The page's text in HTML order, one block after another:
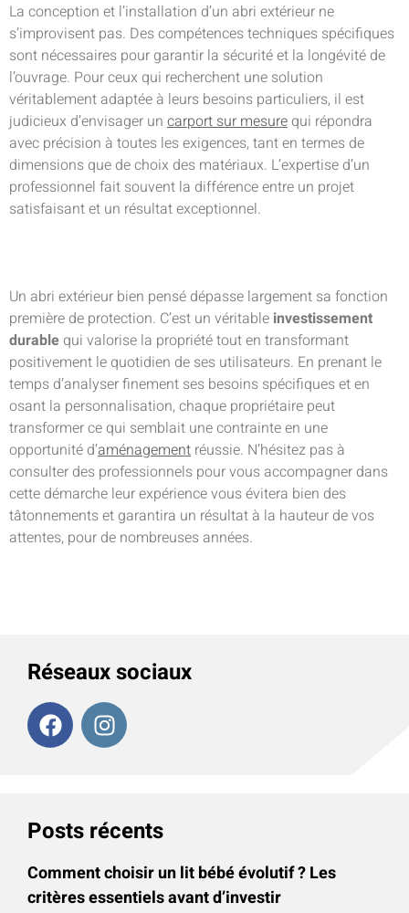
La conception et l’installation d’un abri extérieur ne
s’improvisent pas. Des compétences techniques spécifiques
sont nécessaires pour garantir la sécurité et la longévité de
l’ouvrage. Pour ceux qui recherchent une solution
véritablement adaptée à leurs besoins particuliers, il est
judicieux d’envisager un carport sur mesure qui répondra
avec précision à toutes les exigences, tant en termes de
dimensions que de choix des matériaux. L’expertise d’un
professionnel fait souvent la différence entre un projet
satisfaisant et un résultat exceptionnel.
Un abri extérieur bien pensé dépasse largement sa fonction
première de protection. C’est un véritable investissement
durable qui valorise la propriété tout en transformant
positivement le quotidien de ses utilisateurs. En prenant le
temps d’analyser finement ses besoins spécifiques et en
osant la personnalisation, chaque propriétaire peut
transformer ce qui semblait une contrainte en une
opportunité d’aménagement réussie. N’hésitez pas à
consulter des professionnels pour vous accompagner dans
cette démarche leur expérience vous évitera bien des
tâtonnements et garantira un résultat à la hauteur de vos
attentes, pour de nombreuses années.
Réseaux sociaux
Posts récents
Comment choisir un lit bébé évolutif ? Les
critères essentiels avant d’investir